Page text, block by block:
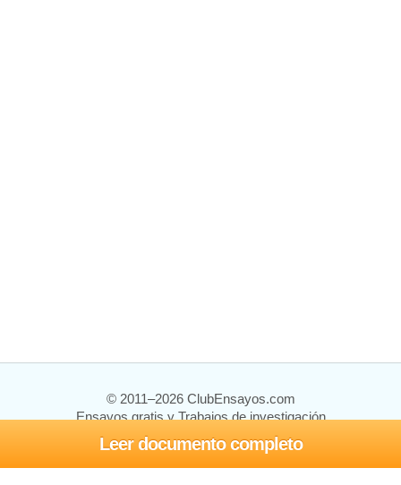
Leer documento completo
© 2011–2026 ClubEnsayos.com
Ensayos gratis y Trabajos de investigación